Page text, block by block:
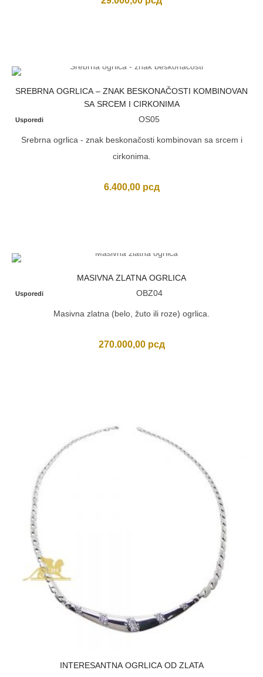
SREBRNA OGRLICA – ZNAK BESKONAČOSTI KOMBINOVAN
SA SRCEM I CIRKONIMA
Usporedi OS05
Srebrna ogrlica - znak beskonačosti kombinovan sa srcem i
cirkonima.
6.400,00 рсд
MASIVNA ZLATNA OGRLICA
Usporedi OBZ04
Masivna zlatna (belo, žuto ili roze) ogrlica.
270.000,00 рсд
INTERESANTNA OGRLICA OD ZLATA